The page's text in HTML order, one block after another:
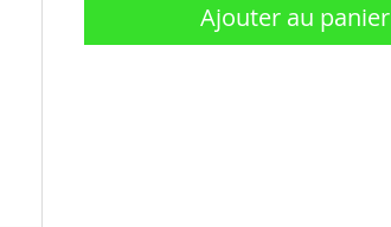
Ajouter au panier